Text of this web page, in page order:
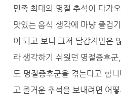
민족 최대의 명절 추석이 다가
맛있는 음식 생각에 마냥 즐겁
이 되고 보니 그저 달갑지만은
라 생각하기 쉬웠던 명절증후
도 명절증후군을 겪는다고 합
고 즐거운 추석을 보내려면 어